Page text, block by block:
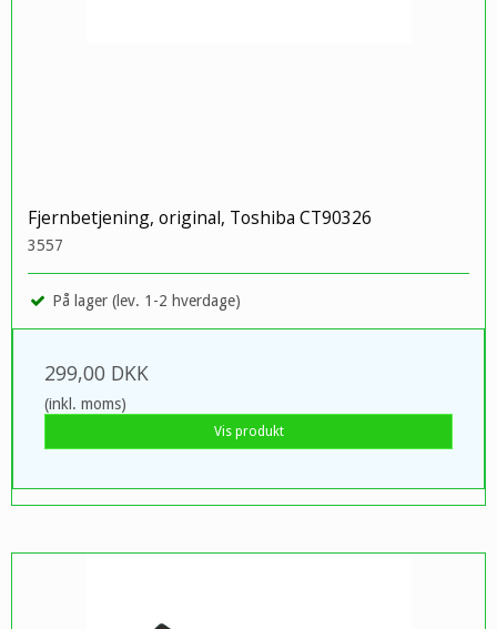
Fjernbetjening, original, Toshiba CT90326
3557
På lager (lev. 1-2 hverdage)
299,00 DKK
(inkl. moms)
Vis produkt